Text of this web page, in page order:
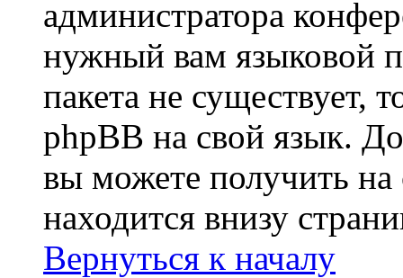
администратора
нужный вам языковой
пакета не существует,
phpBB на свой язык.
вы можете получить на
находится внизу
Вернуться к началу